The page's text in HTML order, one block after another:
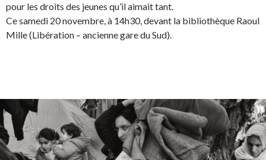
pour les droits des jeunes qu’il aimait tant.
Ce samedi 20 novembre, à 14h30, devant la bibliothèque Raoul
Mille (Libération – ancienne gare du Sud).